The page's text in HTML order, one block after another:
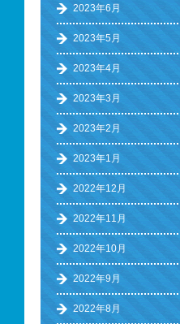
2023年6月
2023年5月
2023年4月
2023年3月
2023年2月
2023年1月
2022年12月
2022年11月
2022年10月
2022年9月
2022年8月